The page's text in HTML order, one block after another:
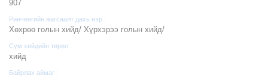
907
Ринченгийн жагсаалт дахь нэр :
Хөхрөө голын хийд/ Хүрхэрээ голын хийд/
Сүм хийдийн төрөл :
хийд
Байрлах аймаг :